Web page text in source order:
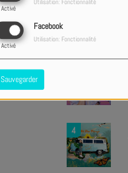
Activé
Utilisation: Fonctionnalité
Facebook
Activé
Utilisation: Fonctionnalité
Sauvegarder
4